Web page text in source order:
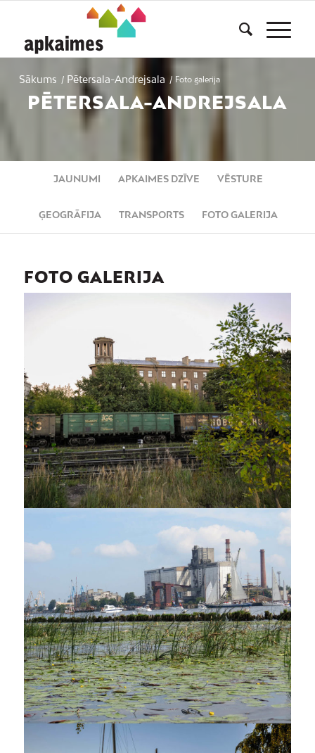
Sākums / Pētersala-Andrejsala / Foto galerija
PĒTERSALA-ANDREJSALA
JAUNUMI APKAIMES DZĪVE VĒSTURE
ĢEOGRĀFIJA TRANSPORTS FOTO GALERIJA
FOTO GALERIJA